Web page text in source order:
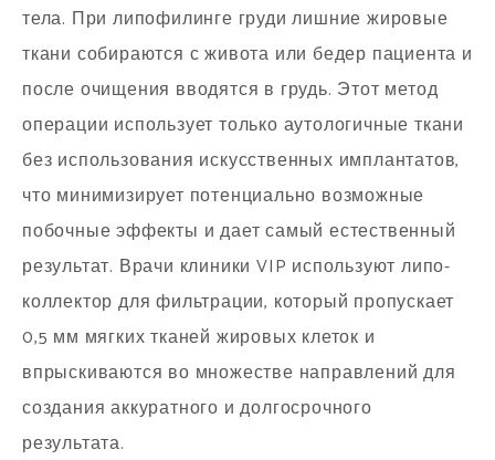
тела. При липофилинге груди лишние жировые
ткани собираются с живота или бедер пациента и
после очищения вводятся в грудь. Этот метод
операции использует только аутологичные ткани
без использования искусственных имплантатов,
что минимизирует потенциально возможные
побочные эффекты и дает самый естественный
результат. Врачи клиники VIP используют липо-
коллектор для фильтрации, который пропускает
0,5 мм мягких тканей жировых клеток и
впрыскиваются во множестве направлений для
создания аккуратного и долгосрочного
результата.